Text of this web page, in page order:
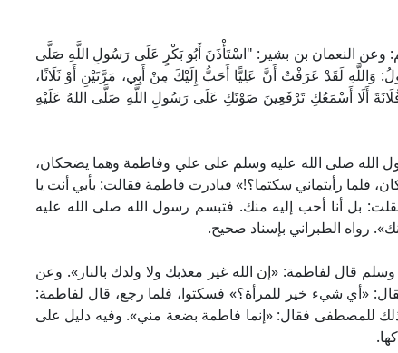
وعن النعمان بن بشير: "اسْتَأْذَنَ أَبُو بَكْرٍ عَلَى رَسُولِ اللَّهِ صَلَّى
لَقَدْ عَرَفْتُ أَنَّ عَلِيًّا أَحَبُّ إِلَيْكَ مِنْ أَبِي، مَرَّتَيْنِ أَوْ ثَلَاثًا،
أَلَا أَسْمَعُكِ تَرْفَعِينَ صَوْتَكِ عَلَى رَسُولِ اللَّهِ صَلَّى اللهُ عَلَيْهِ
الله صلى الله عليه وسلم على علي وفاطمة وهما يضحكان،
فلما رأيتماني سكتما؟!» فبادرت فاطمة فقالت: بأبي أنت يا
بل أنا أحب إليه منك. فتبسم رسول الله صلى الله عليه
رواه الطبراني بإسناد صحيح.
قال لفاطمة: «إن الله غير معذبك ولا ولدك بالنار». وعن
«أي شيء خير للمرأة؟» فسكتوا، فلما رجع، قال لفاطمة:
للمصطفى فقال: «إنما فاطمة بضعة مني». وفيه دليل على